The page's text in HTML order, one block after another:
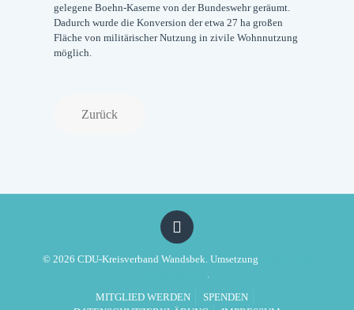
gelegene Boehn-Kaserne von der Bundeswehr geräumt.
Dadurch wurde die Konversion der etwa 27 ha großen
Fläche von militärischer Nutzung in zivile Wohnnutzung
möglich.
Zurück
© 2026 CDU-Kreisverband Wandsbek. Umsetzung
.
MITGLIED WERDEN
SPENDEN